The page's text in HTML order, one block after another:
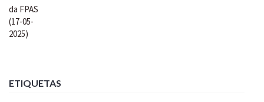
ETIQUETAS